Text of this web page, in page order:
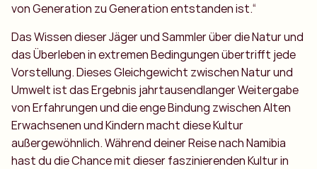
von Generation zu Generation entstanden ist.“
Das Wissen dieser Jäger und Sammler über die Natur und
das Überleben in extremen Bedingungen übertrifft jede
Vorstellung. Dieses Gleichgewicht zwischen Natur und
Umwelt ist das Ergebnis jahrtausendlanger Weitergabe
von Erfahrungen und die enge Bindung zwischen Alten
Erwachsenen und Kindern macht diese Kultur
außergewöhnlich. Während deiner Reise nach Namibia
hast du die Chance mit dieser faszinierenden Kultur in